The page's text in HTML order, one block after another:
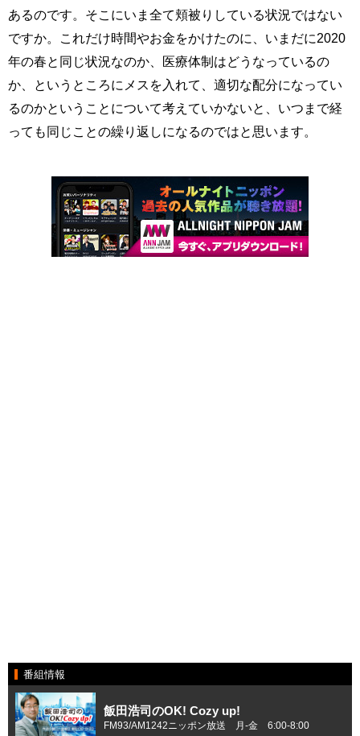
あるのです。そこにいま全て頬被りしている状況ではない
ですか。これだけ時間やお金をかけたのに、いまだに2020
年の春と同じ状況なのか、医療体制はどうなっているの
か、というところにメスを入れて、適切な配分になってい
るのかということについて考えていかないと、いつまで経
っても同じことの繰り返しになるのではと思います。
番組情報
飯田浩司のOK! Cozy up!
FM93/AM1242ニッポン放送 月-金 6:00-8:00